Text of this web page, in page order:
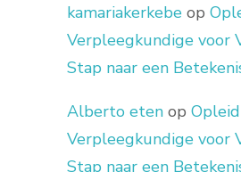
kamariakerkebe op
Verpleegkundige voor
Stap naar een
Alberto eten op
Verpleegkundige voor
Stap naar een